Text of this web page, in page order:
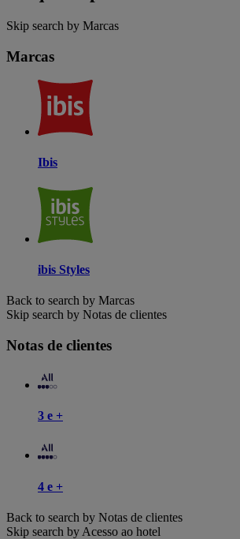
Skip search by Marcas
Marcas
Ibis
ibis Styles
Back to search by Marcas
Skip search by Notas de clientes
Notas de clientes
3 e +
4 e +
Back to search by Notas de clientes
Skip search by Acesso ao hotel